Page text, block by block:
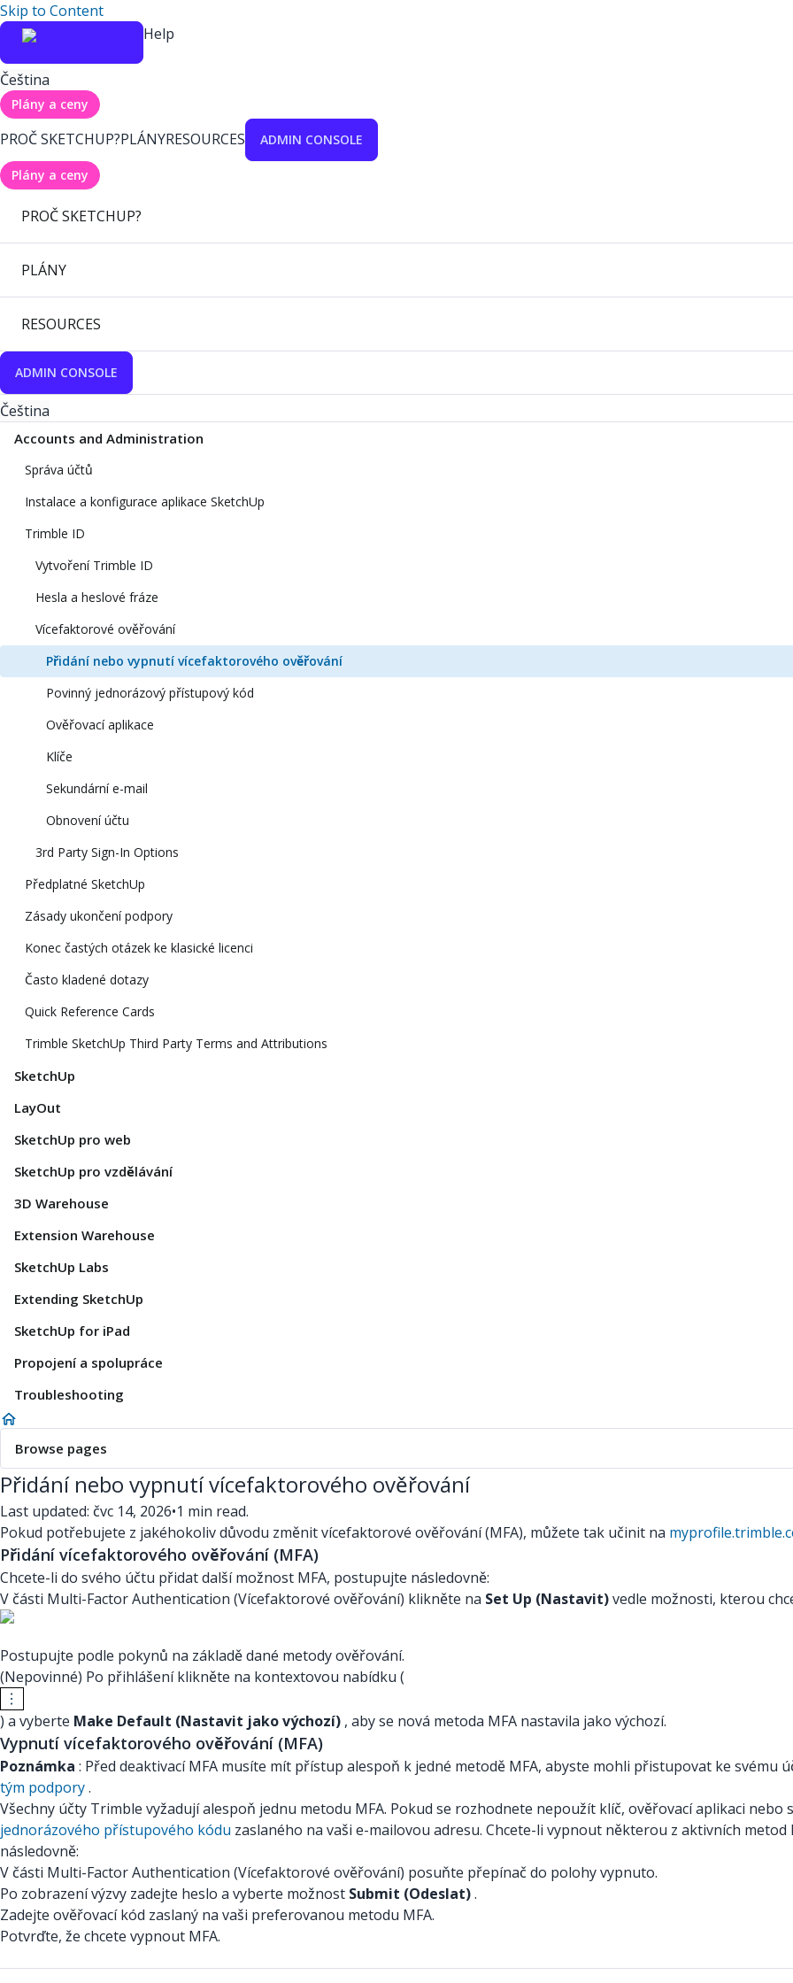
Skip to Content
Help
Čeština
Plány a ceny
PROČ SKETCHUP?PLÁNYRESOURCES ADMIN CONSOLE
Plány a ceny
PROČ SKETCHUP?
PLÁNY
RESOURCES
ADMIN CONSOLE
Čeština
Accounts and Administration
Správa účtů
Instalace a konfigurace aplikace SketchUp
Trimble ID
Vytvoření Trimble ID
Hesla a heslové fráze
Vícefaktorové ověřování
Přidání nebo vypnutí vícefaktorového ověřování
Povinný jednorázový přístupový kód
Ověřovací aplikace
Klíče
Sekundární e-mail
Obnovení účtu
3rd Party Sign-In Options
Předplatné SketchUp
Zásady ukončení podpory
Konec častých otázek ke klasické licenci
Často kladené dotazy
Quick Reference Cards
Trimble SketchUp Third Party Terms and Attributions
SketchUp
LayOut
SketchUp pro web
SketchUp pro vzdělávání
3D Warehouse
Extension Warehouse
SketchUp Labs
Extending SketchUp
SketchUp for iPad
Propojení a spolupráce
Troubleshooting
Browse pages
Přidání nebo vypnutí vícefaktorového ověřování
Last updated: čvc 14, 2026•1 min read.
Pokud potřebujete z jakéhokoliv důvodu změnit vícefaktorové ověřování (MFA), můžete tak učinit na
Přidání vícefaktorového ověřování (MFA)
Chcete-li do svého účtu přidat další možnost MFA, postupujte následovně:
V části Multi-Factor Authentication (Vícefaktorové ověřování) klikněte na Set Up (Nastavit)vedle možnosti, kterou
Postupujte podle pokynů na základě dané metody ověřování.
(Nepovinné) Po přihlášení klikněte na kontextovou nabídku (
) a vyberte Make Default (Nastavit jako výchozí) , aby se nová metoda MFA nastavila jako výchozí.
Vypnutí vícefaktorového ověřování (MFA)
Poznámka : Před deaktivací MFA musíte mít přístup alespoň k jedné metodě MFA, abyste mohli přistupovat ke svému
tým podpory.
Všechny účty Trimble vyžadují alespoň jednu metodu MFA. Pokud se rozhodnete nepoužít klíč, ověřovací aplikaci
jednorázového přístupového kódu zaslaného na vaši e-mailovou adresu. Chcete-li vypnout některou z aktivních metod
následovně:
V části Multi-Factor Authentication (Vícefaktorové ověřování) posuňte přepínač do polohy vypnuto.
Po zobrazení výzvy zadejte heslo a vyberte možnost Submit (Odeslat).
Zadejte ověřovací kód zaslaný na vaši preferovanou metodu MFA.
Potvrďte, že chcete vypnout MFA.